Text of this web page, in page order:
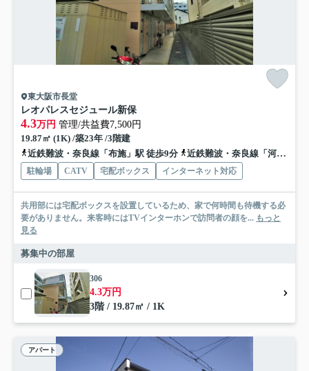
東大阪市長堂
レオパレスセジュール新保
4.3万円 管理/共益費7,500円
19.87㎡ (1K) /築23年 /3階建
近鉄難波・奈良線「布施」駅 徒歩9分
近鉄難波・奈良線「河内永和」駅 徒歩12分
駐輪場 CATV 宅配ボックス インターネット対応
共用部には宅配ボックスを設置しているため、家で何時間も待機する必
要がありません。来客時にはTVインターホンで訪問者の顔を... もっと
見る
募集中の部屋
306
4.3万円
3階 / 19.87㎡ / 1K
アパート